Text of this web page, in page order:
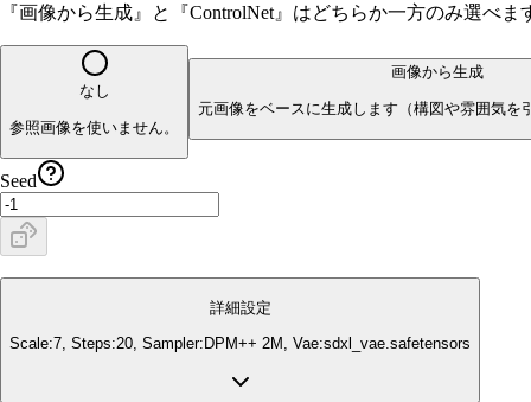
『画像から生成』と『ControlNet』はどちらか一方のみ選べ
なし
参照画像を使いません。
画像から生成
元画像をベースに生成します（構図や雰囲気を
Seed
詳細設定
Scale:7, Steps:20, Sampler: DPM++ 2M , Vae:sdxl_vae.safetensors